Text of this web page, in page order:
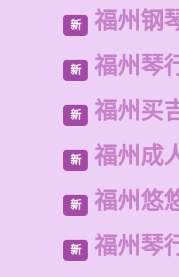
新 福州钢
新 福州琴
新 福州买
新 福州成
新 福州悠
新 福州琴